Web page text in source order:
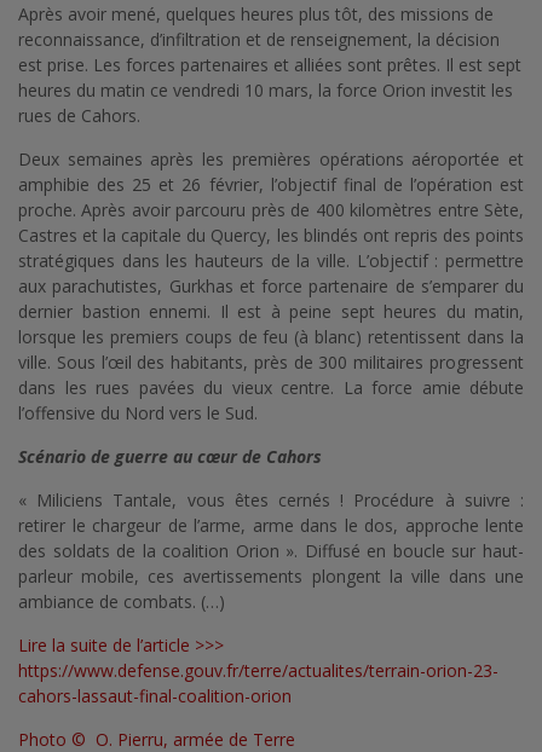
Après avoir mené, quelques heures plus tôt, des missions de
reconnaissance, d’infiltration et de renseignement, la décision
est prise. Les forces partenaires et alliées sont prêtes. Il est sept
heures du matin ce vendredi 10 mars, la force Orion investit les
rues de Cahors.
Deux semaines après les premières opérations aéroportée et
amphibie des 25 et 26 février, l’objectif final de l’opération est
proche. Après avoir parcouru près de 400 kilomètres entre Sète,
Castres et la capitale du Quercy, les blindés ont repris des points
stratégiques dans les hauteurs de la ville. L’objectif : permettre
aux parachutistes, Gurkhas et force partenaire de s’emparer du
dernier bastion ennemi. Il est à peine sept heures du matin,
lorsque les premiers coups de feu (à blanc) retentissent dans la
ville. Sous l’œil des habitants, près de 300 militaires progressent
dans les rues pavées du vieux centre. La force amie débute
l’offensive du Nord vers le Sud.
Scénario de guerre au cœur de Cahors
« Miliciens Tantale, vous êtes cernés ! Procédure à suivre :
retirer le chargeur de l’arme, arme dans le dos, approche lente
des soldats de la coalition Orion ». Diffusé en boucle sur haut-
parleur mobile, ces avertissements plongent la ville dans une
ambiance de combats. (…)
Lire la suite de l’article >>>
https://www.defense.gouv.fr/terre/actualites/terrain-orion-23-
cahors-lassaut-final-coalition-orion
Photo © O. Pierru, armée de Terre